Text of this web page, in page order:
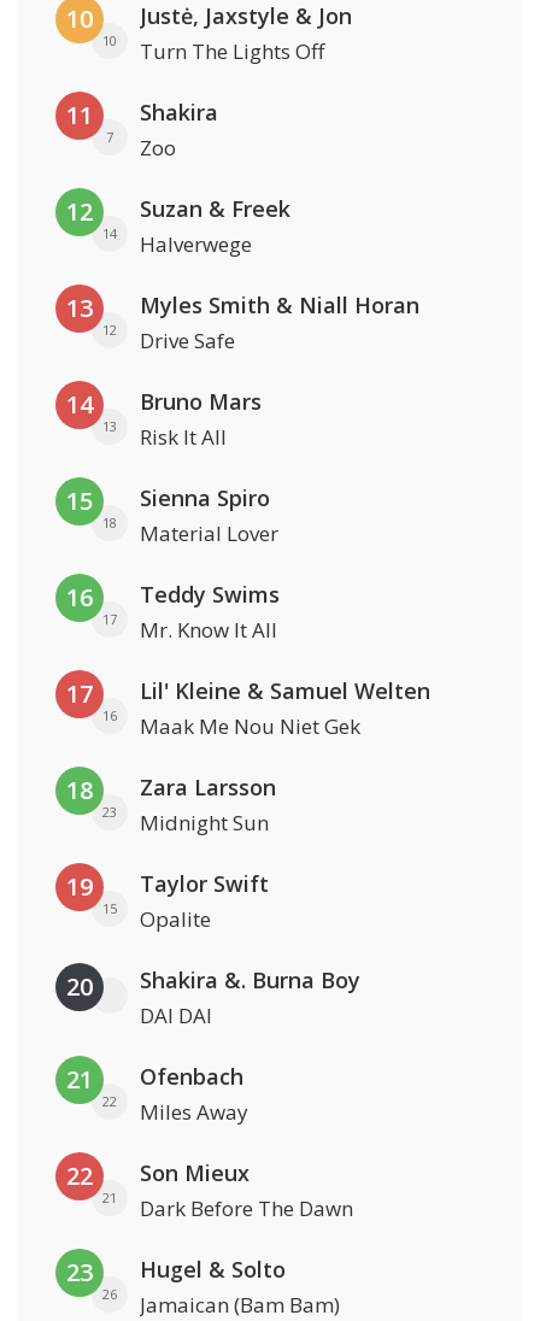
10
10
Justė, Jaxstyle & Jon
Turn The Lights Off
11
7
Shakira
Zoo
12
14
Suzan & Freek
Halverwege
13
12
Myles Smith & Niall Horan
Drive Safe
14
13
Bruno Mars
Risk It All
15
18
Sienna Spiro
Material Lover
16
17
Teddy Swims
Mr. Know It All
17
16
Lil' Kleine & Samuel Welten
Maak Me Nou Niet Gek
18
23
Zara Larsson
Midnight Sun
19
15
Taylor Swift
Opalite
20 Shakira &. Burna Boy
DAI DAI
21
22
Ofenbach
Miles Away
22
21
Son Mieux
Dark Before The Dawn
23
26
Hugel & Solto
Jamaican (Bam Bam)